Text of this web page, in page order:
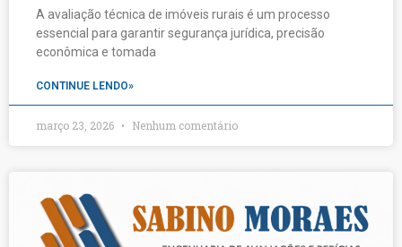
A avaliação técnica de imóveis rurais é um processo
essencial para garantir segurança jurídica, precisão
econômica e tomada
CONTINUE LENDO»
março 23, 2026 Nenhum comentário